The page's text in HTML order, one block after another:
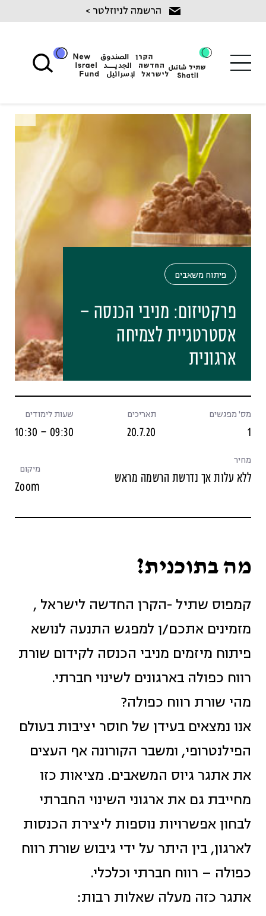
content
הרשמה לניוזלטר >
פיתוח משאבים
פרקטיזום: מניבי הכנסה –
אסטרטגיית לצמיחה
ארגונית
מס' מפגשים
1
תאריכים
20.7.20
שעות לימודים
09:30 – 10:30
מחיר
ללא עלות אך נדרשת הרשמה מראש מיקום
Zoom
מה בתוכנית?
קמפוס שתיל -הקרן החדשה לישראל ,
מזמינים אתכם/ן למפגש התנעה לנושא
פיתוח מיזמים מניבי הכנסה לקידום שורת
רווח כפולה בארגונים לשינוי חברתי.
מהי שורת רווח כפולה?
אנו נמצאים בעידן של חוסר יציבות בעולם
הפילנטרופי, ומשבר הקורונה אף העצים
את אתגר גיוס המשאבים. מציאות כזו
מחייבת גם את ארגוני השינוי החברתי
לבחון אפשרויות נוספות ליצירת הכנסות
לארגון, בין היתר על ידי גיבוש שורת רווח
כפולה – רווח חברתי וכלכלי.
אתגר כזה מעלה שאלות רבות: